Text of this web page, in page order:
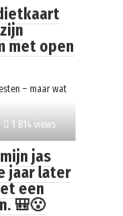
met open
– maar wat
1 814 views
jas
jaar later
een
🎒😮